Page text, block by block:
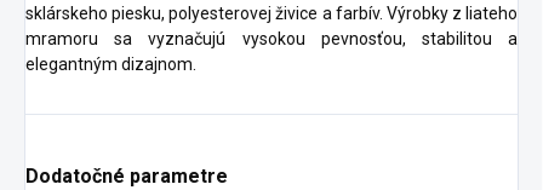
sklárskeho piesku, polyesterovej živice a farbív. Výrobky z liateho
mramoru sa vyznačujú vysokou pevnosťou, stabilitou a
elegantným dizajnom.
Dodatočné parametre